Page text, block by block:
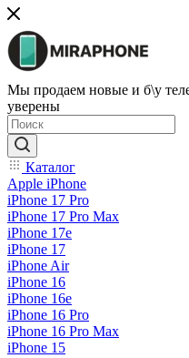
Мы продаем новые и б\у
уверены
Каталог
Apple iPhone
iPhone 17 Pro
iPhone 17 Pro Max
iPhone 17e
iPhone 17
iPhone Air
iPhone 16
iPhone 16e
iPhone 16 Pro
iPhone 16 Pro Max
iPhone 15